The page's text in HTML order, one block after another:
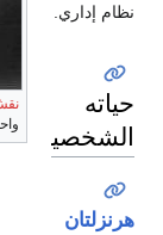
واحد من 23 نقش
نظام إداري.
حياته
الشخصية
هرنزلتان